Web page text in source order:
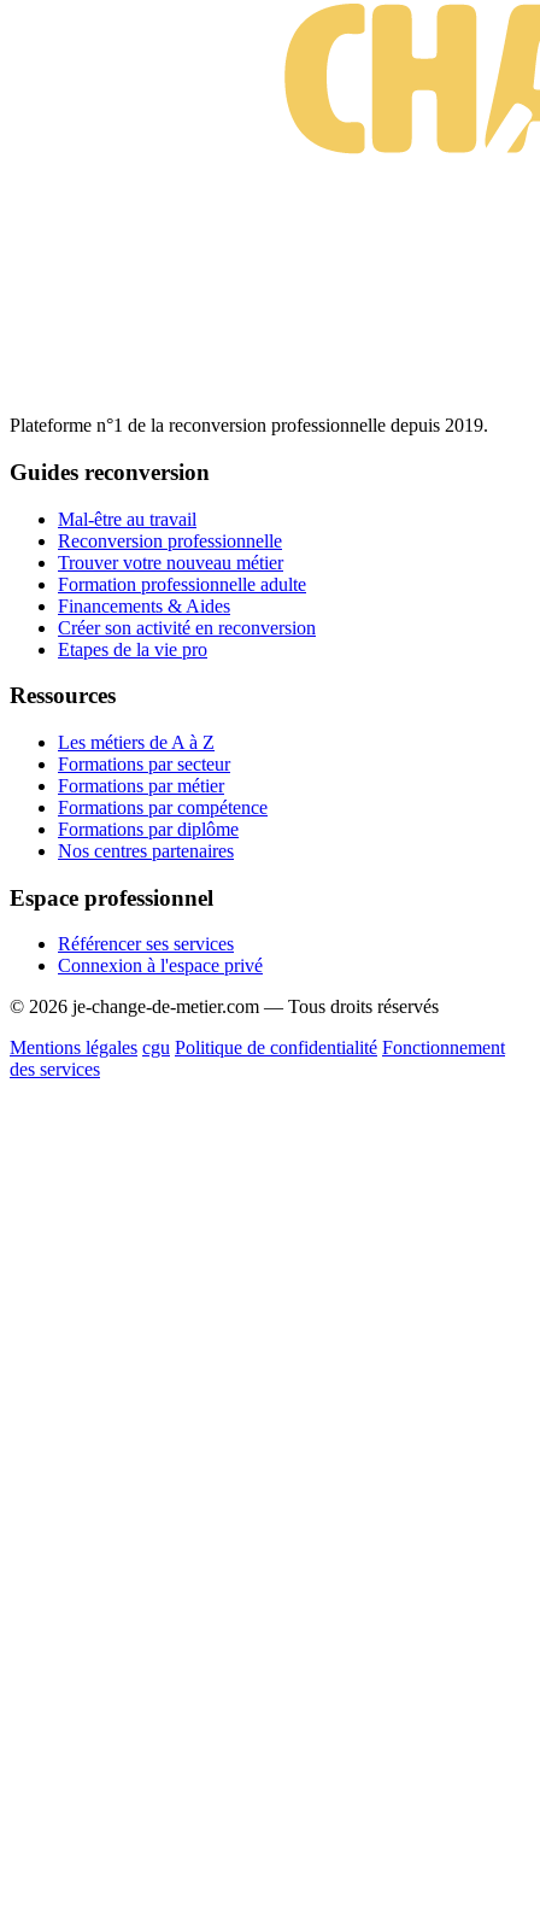
Plateforme n°1 de la reconversion professionnelle depuis 2019.
Guides reconversion
Mal-être au travail
Reconversion professionnelle
Trouver votre nouveau métier
Formation professionnelle adulte
Financements & Aides
Créer son activité en reconversion
Etapes de la vie pro
Ressources
Les métiers de A à Z
Formations par secteur
Formations par métier
Formations par compétence
Formations par diplôme
Nos centres partenaires
Espace professionnel
Référencer ses services
Connexion à l'espace privé
© 2026 je-change-de-metier.com — Tous droits réservés
Mentions légales cgu Politique de confidentialité Fonctionnement
des services